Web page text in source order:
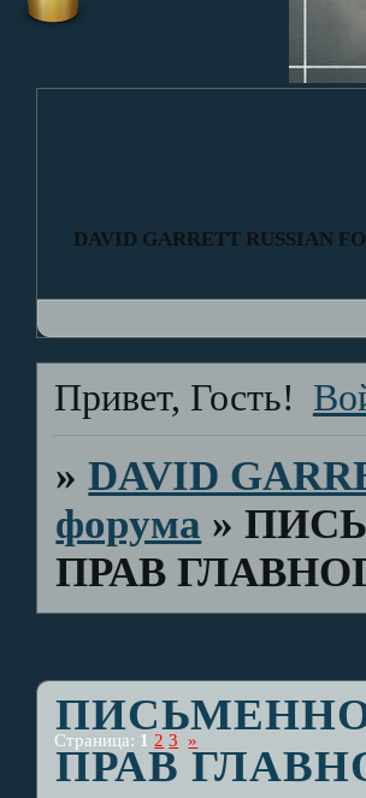
DAVID GARRETT RUSSIAN
Привет, Гость!
»DAVID
форума »
ПРАВ
ПРАВ
Страница: 1 2 3 »